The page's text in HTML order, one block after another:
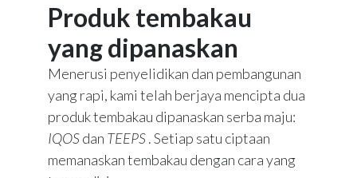
Produk tembakau
yang dipanaskan
Menerusi penyelidikan dan pembangunan
yang rapi, kami telah berjaya mencipta dua
produk tembakau dipanaskan serba maju:
IQOSdan TEEPS. Setiap satu ciptaan
memanaskan tembakau dengan cara yang